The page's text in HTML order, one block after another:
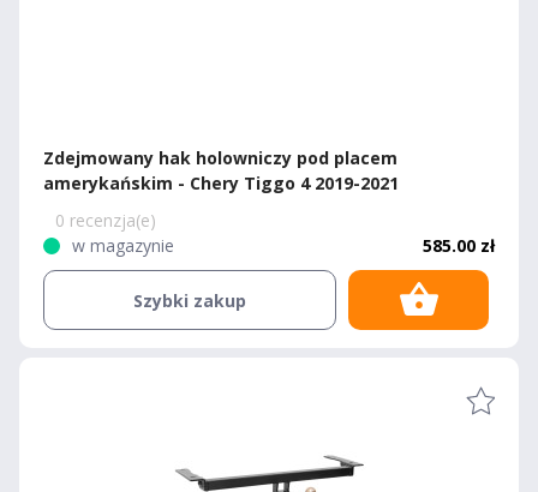
Zdejmowany hak holowniczy pod placem
amerykańskim - Chery Tiggo 4 2019-2021
0 recenzja(e)
w magazynie
585.00 zł
Szybki zakup